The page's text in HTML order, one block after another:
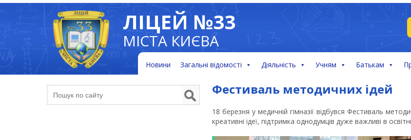
ЛІЦЕЙ №33
МІСТА КИЄВА
Новини Загальні відомості Діяльність Учням Батькам
Фестиваль методичних ідей
18 березня у медичній гімназії відбувся Фестиваль
креативні ідеї, підтримка однодумців дуже важливі в